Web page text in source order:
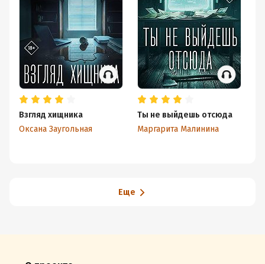
Взгляд хищника
Оксана Заугольная
Ты не выйдешь отсюда
Маргарита Малинина
Еще